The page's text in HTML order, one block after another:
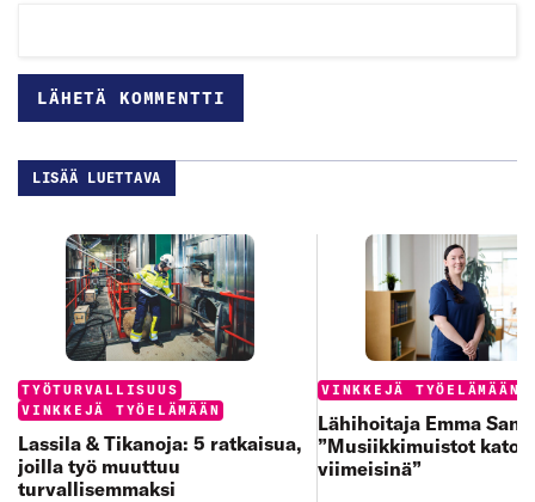
LISÄÄ LUETTAVA
Categories:
TYÖTURVALLISUUS
VINKKEJÄ TYÖELÄMÄÄN
Lassila & Tikanoja: 5 ratkaisua,
joilla työ muuttuu
turvallisemmaksi
Categories:
VINKKEJÄ TYÖELÄMÄÄN
Lähihoitaja Emma
”Musiikkimuistot
viimeisinä”